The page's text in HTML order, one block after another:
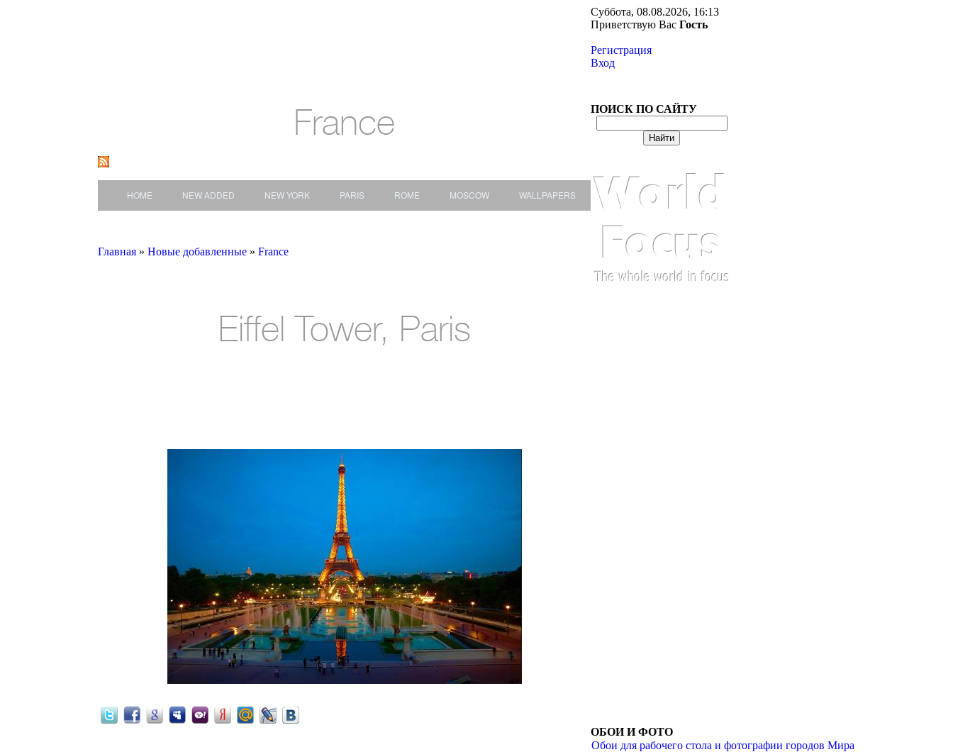
Суббота, 08.08.2026, 16:13
Приветствую Вас Гость
Регистрация
Вход
France
HOME NEW ADDED NEW YORK PARIS ROME MOSCOW WALLPAPERS
Главная » Новые добавленные » France
Eiffel Tower, Paris
ПОИСК ПО САЙТУ
ОБОИ И ФОТО
Обои для рабочего стола и фотографии городов Мира